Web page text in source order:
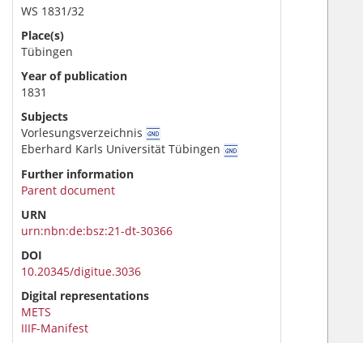
WS 1831/32
Place(s)
Tübingen
Year of publication
1831
Subjects
Vorlesungsverzeichnis
Eberhard Karls Universität Tübingen
Further information
Parent document
URN
urn:nbn:de:bsz:21-dt-30366
DOI
10.20345/digitue.3036
Digital representations
METS
IIIF-Manifest